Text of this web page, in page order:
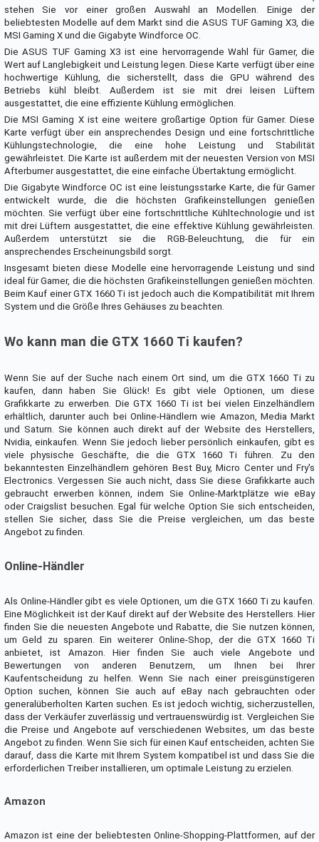
stehen Sie vor einer großen Auswahl an Modellen. Einige der
beliebtesten Modelle auf dem Markt sind die ASUS TUF Gaming X3, die
MSI Gaming X und die Gigabyte Windforce OC.
Die ASUS TUF Gaming X3 ist eine hervorragende Wahl für Gamer, die
Wert auf Langlebigkeit und Leistung legen. Diese Karte verfügt über eine
hochwertige Kühlung, die sicherstellt, dass die GPU während des
Betriebs kühl bleibt. Außerdem ist sie mit drei leisen Lüftern
ausgestattet, die eine effiziente Kühlung ermöglichen.
Die MSI Gaming X ist eine weitere großartige Option für Gamer. Diese
Karte verfügt über ein ansprechendes Design und eine fortschrittliche
Kühlungstechnologie, die eine hohe Leistung und Stabilität
gewährleistet. Die Karte ist außerdem mit der neuesten Version von MSI
Afterburner ausgestattet, die eine einfache Übertaktung ermöglicht.
Die Gigabyte Windforce OC ist eine leistungsstarke Karte, die für Gamer
entwickelt wurde, die die höchsten Grafikeinstellungen genießen
möchten. Sie verfügt über eine fortschrittliche Kühltechnologie und ist
mit drei Lüftern ausgestattet, die eine effektive Kühlung gewährleisten.
Außerdem unterstützt sie die RGB-Beleuchtung, die für ein
ansprechendes Erscheinungsbild sorgt.
Insgesamt bieten diese Modelle eine hervorragende Leistung und sind
ideal für Gamer, die die höchsten Grafikeinstellungen genießen möchten.
Beim Kauf einer GTX 1660 Ti ist jedoch auch die Kompatibilität mit Ihrem
System und die Größe Ihres Gehäuses zu beachten.
Wo kann man die GTX 1660 Ti kaufen?
Wenn Sie auf der Suche nach einem Ort sind, um die GTX 1660 Ti zu
kaufen, dann haben Sie Glück! Es gibt viele Optionen, um diese
Grafikkarte zu erwerben. Die GTX 1660 Ti ist bei vielen Einzelhändlern
erhältlich, darunter auch bei Online-Händlern wie Amazon, Media Markt
und Saturn. Sie können auch direkt auf der Website des Herstellers,
Nvidia, einkaufen. Wenn Sie jedoch lieber persönlich einkaufen, gibt es
viele physische Geschäfte, die die GTX 1660 Ti führen. Zu den
bekanntesten Einzelhändlern gehören Best Buy, Micro Center und Fry's
Electronics. Vergessen Sie auch nicht, dass Sie diese Grafikkarte auch
gebraucht erwerben können, indem Sie Online-Marktplätze wie eBay
oder Craigslist besuchen. Egal für welche Option Sie sich entscheiden,
stellen Sie sicher, dass Sie die Preise vergleichen, um das beste
Angebot zu finden.
Online-Händler
Als Online-Händler gibt es viele Optionen, um die GTX 1660 Ti zu kaufen.
Eine Möglichkeit ist der Kauf direkt auf der Website des Herstellers. Hier
finden Sie die neuesten Angebote und Rabatte, die Sie nutzen können,
um Geld zu sparen. Ein weiterer Online-Shop, der die GTX 1660 Ti
anbietet, ist Amazon. Hier finden Sie auch viele Angebote und
Bewertungen von anderen Benutzern, um Ihnen bei Ihrer
Kaufentscheidung zu helfen. Wenn Sie nach einer preisgünstigeren
Option suchen, können Sie auch auf eBay nach gebrauchten oder
generalüberholten Karten suchen. Es ist jedoch wichtig, sicherzustellen,
dass der Verkäufer zuverlässig und vertrauenswürdig ist. Vergleichen Sie
die Preise und Angebote auf verschiedenen Websites, um das beste
Angebot zu finden. Wenn Sie sich für einen Kauf entscheiden, achten Sie
darauf, dass die Karte mit Ihrem System kompatibel ist und dass Sie die
erforderlichen Treiber installieren, um optimale Leistung zu erzielen.
Amazon
Amazon ist eine der beliebtesten Online-Shopping-Plattformen, auf der